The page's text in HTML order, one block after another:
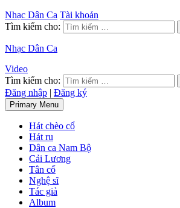
Nhạc Dân Ca Tài khoản
Tìm kiếm cho:
Nhạc Dân Ca
Video
Tìm kiếm cho:
Đăng nhập | Đăng ký
Primary Menu
Hát chèo cổ
Hát ru
Dân ca Nam Bộ
Cải Lương
Tân cổ
Nghệ sĩ
Tác giả
Album